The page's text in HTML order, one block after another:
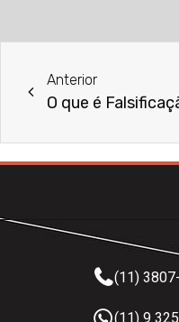
Anterior
O que é
(11)
(11) 9